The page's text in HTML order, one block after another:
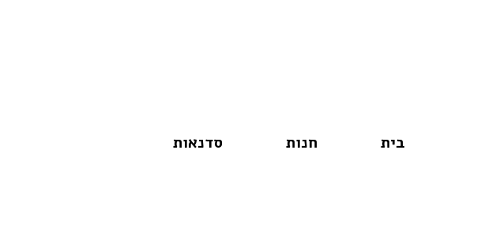
בית חנות סדנאות